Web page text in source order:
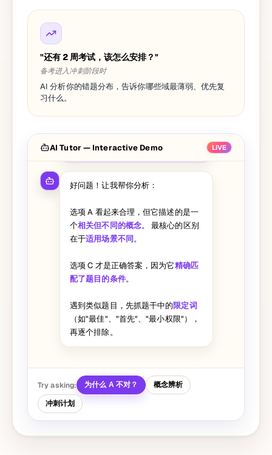
"还有 2 周考试，该怎么安排？"
备考进入冲刺阶段时
AI 分析你的错题分布，告诉你哪些域最薄弱、优先复
习什么。
AI Tutor — Interactive Demo LIVE
这道题我选了 A，但答案说是 C，能
帮我分析一下为什么 A 不对吗？
好问题！让我帮你分析：
选项 A 看起来合理，但它描述的是一
个相关但不同的概念。 最核心的区别
在于适用场景不同。
选项 C 才是正确答案，因为它精确匹
配了题目的条件。
遇到类似题目，先抓题干中的限定词
（如"最佳"、"首先"、"最小权限"），
再逐个排除。
Try asking: 为什么 A 不对？ 概念辨析
冲刺计划